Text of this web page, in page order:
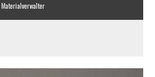
Materialverwalter